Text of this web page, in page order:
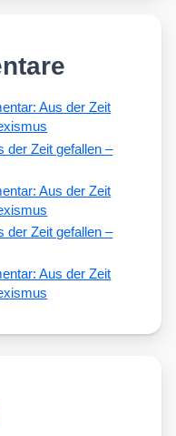
Aus der Zeit
der Zeit gefallen –
Aus der Zeit
der Zeit gefallen –
Aus der Zeit